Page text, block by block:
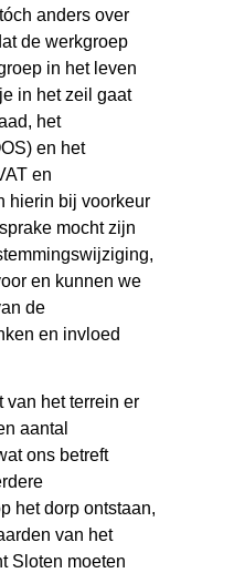
anders over
de werkgroep
in het leven
in het zeil gaat
het
en het
en
hierin bij voorkeur
mocht zijn
en kunnen we
de
en invloed
van het terrein er
aantal
ons betreft
het dorp ontstaan,
van het
Sloten moeten